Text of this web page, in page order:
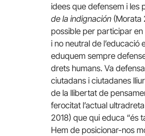
idees que defensem i les
de la indignación (Morata
possible per participar
i no neutral de l’educació
eduquem sempre
drets humans. Va
ciutadans i ciutadanes
de la llibertat de
ferocitat l’actual
2018) que qui educa “és
Hem de posicionar-nos